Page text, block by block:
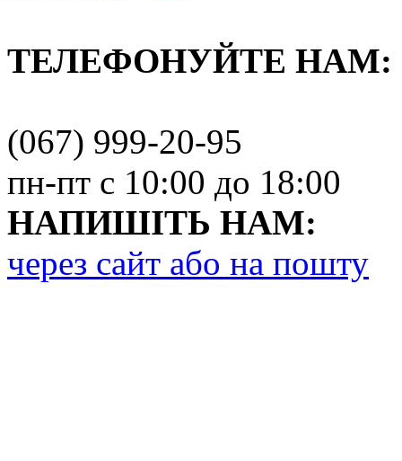
ТЕЛЕФОНУЙТЕ НАМ:
(067) 999-20-95
пн-пт с 10:00 до 18:00
НАПИШІТЬ НАМ:
через сайт або на пошту